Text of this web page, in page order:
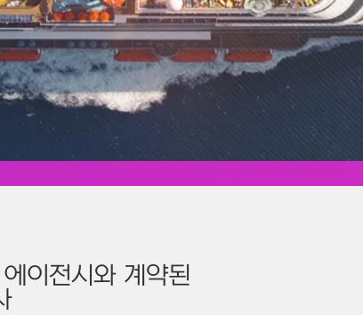
이전시와 계약된